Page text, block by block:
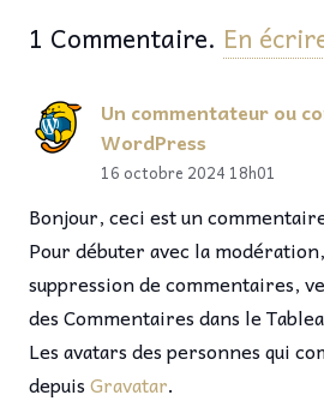
1 Commentaire. En
Un commentateur ou
WordPress
16 octobre 2024 18h01
Bonjour, ceci est un
Pour débuter avec la
suppression de commentaires,
des Commentaires dans le
Les avatars des personnes qui
depuisGravatar.